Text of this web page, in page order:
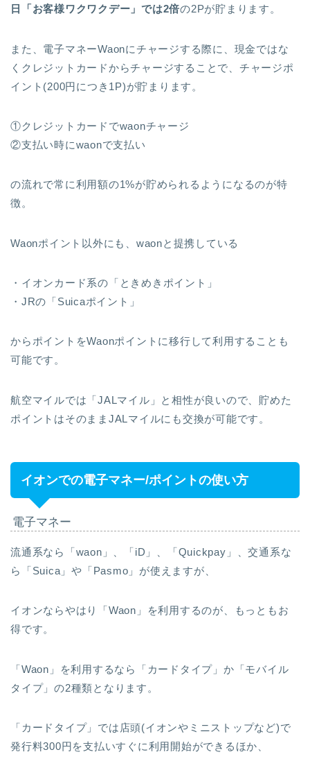
日「お客様ワクワクデー」では2倍の2Pが貯まります。
また、電子マネーWaonにチャージする際に、現金ではな
くクレジットカードからチャージすることで、チャージポ
イント(200円につき1P)が貯まります。
①クレジットカードでwaonチャージ
②支払い時にwaonで支払い
の流れで常に利用額の1%が貯められるようになるのが特
徴。
Waonポイント以外にも、waonと提携している
・イオンカード系の「ときめきポイント」
・JRの「Suicaポイント」
からポイントをWaonポイントに移行して利用することも
可能です。
航空マイルでは「JALマイル」と相性が良いので、貯めた
ポイントはそのままJALマイルにも交換が可能です。
イオンでの電子マネー/ポイントの使い方
電子マネー
流通系なら「waon」、「iD」、「Quickpay」、交通系な
ら「Suica」や「Pasmo」が使えますが、
イオンならやはり「Waon」を利用するのが、もっともお
得です。
「Waon」を利用するなら「カードタイプ」か「モバイル
タイプ」の2種類となります。
「カードタイプ」では店頭(イオンやミニストップなど)で
発行料300円を支払いすぐに利用開始ができるほか、